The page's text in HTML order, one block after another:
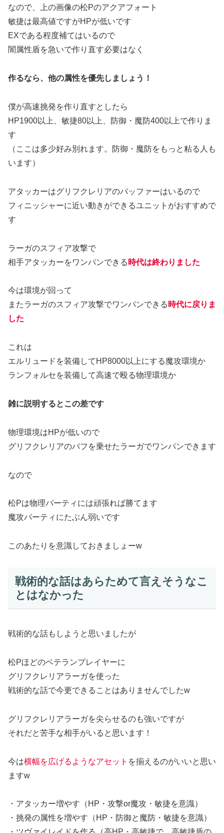
なので、上の画像の松Pのアクアフォート
敏捷は最高値ですがHPが低いです
EXである程度補てはいるので
闇属性盾を急いで作り直す必要はなく
作るなら、他の属性を優先しましょう！
僕が高速挑発を作り直すとしたら
HP1900以上、敏捷80以上、防御・魔防400以上で作りま
す
（ここは多少好み別れます。防御・魔防をもっと粘る人も
います）
アタッカーはグリフクレリアのバッファーはいるので
フィニッシャーに近い動きができるユニットがおすすめで
す
ラーガのスフィア攻撃で
相手アタッカーをワンパンできる 時代は終わりました
今は環境が回って
またラーガのスフィア攻撃でワンパンできる時代に戻りま
した
これは
エルリュードを装備してHP8000以上にする魔攻環境か
ランフォルセを装備して高速で殴る物理環境か
雑に説明するとこの差です
物理環境はHPが低いので
グリフクレリアのバフを乗せたラーガでワンパンできます
なので
松Pは物理パーティには頑張れば勝てます
魔攻パーティにたぶん弱いです
このあたりを意識しておきましょーw
戦術的な話はあらためて言えそうなこ
とはなかった
戦術的な話もしようと思いましたが
松Pほどのベテランプレイヤーに
グリフクレリアラーガを使った
戦術的な話で今更できることはありませんでしたw
グリフクレリアラーガを尖らせるのも強いですが
それだと苦手な相手がいると思います！
今は横幅を広げるようなアセット を揃えるのがいいと思い
ますw
・アタッカー増やす（HP・攻撃or魔攻・敏捷を意識）
・挑発の属性を増やす（HP・防御と魔防・敏捷を意識）